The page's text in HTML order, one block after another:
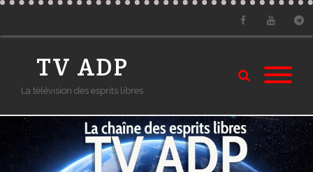
TV ADP
La télévision des esprits libres